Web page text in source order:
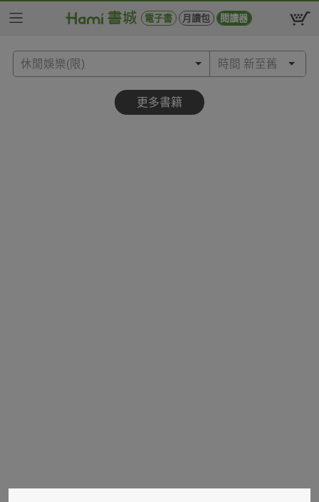
電子書 月讀包 閱讀器
休閒娛樂(限) 時間 新至舊
更多書籍